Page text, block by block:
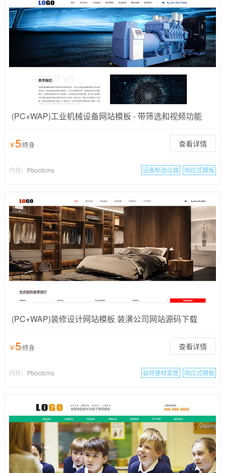
(PC+WAP)工业机械设备网站模板 - 带筛选和视频功能
￥5/终身 查看详情
内核： Pbootcms 设备制造仪器 响应式模板
(PC+WAP)装修设计网站模板 装潢公司网站源码下载
￥5/终身 查看详情
内核： Pbootcms 装修建材家居 响应式模板